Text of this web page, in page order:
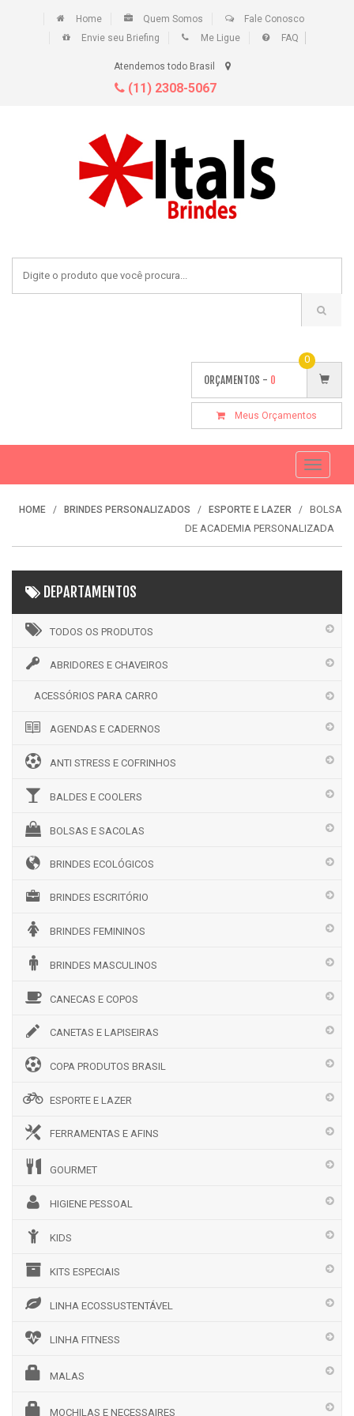
Home Quem Somos
Fale Conosco
Envie seu Briefing
Me Ligue FAQ
Atendemos todo Brasil
(11) 2308-5067
ORÇAMENTOS - 0
0
Meus Orçamentos
Toggle
HOME BRINDES PERSONALIZADOS ESPORTE E LAZER
BOLSA
DE ACADEMIA PERSONALIZADA
DEPARTAMENTOS
TODOS OS PRODUTOS
ABRIDORES E CHAVEIROS
ACESSÓRIOS PARA CARRO
AGENDAS E CADERNOS
ANTI STRESS E COFRINHOS
BALDES E COOLERS
BOLSAS E SACOLAS
BRINDES ECOLÓGICOS
BRINDES ESCRITÓRIO
BRINDES FEMININOS
BRINDES MASCULINOS
CANECAS E COPOS
CANETAS E LAPISEIRAS
COPA PRODUTOS BRASIL
ESPORTE E LAZER
FERRAMENTAS E AFINS
GOURMET
HIGIENE PESSOAL
KIDS
KITS ESPECIAIS
LINHA ECOSSUSTENTÁVEL
LINHA FITNESS
MALAS
MOCHILAS E NECESSAIRES